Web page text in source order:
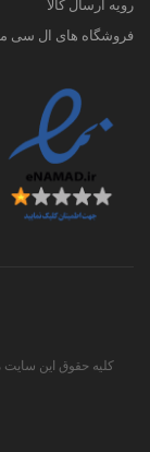
فروشگاه های ال سی
کلیه حقوق این سایت